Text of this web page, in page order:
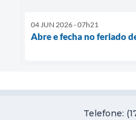
04 JUN 2026 - 07h21
Abre e fecha no feriado
Telefone: